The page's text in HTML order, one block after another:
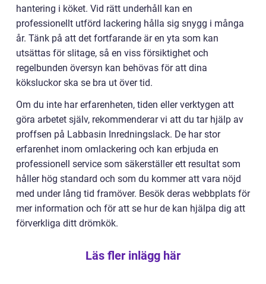
hantering i köket. Vid rätt underhåll kan en
professionellt utförd lackering hålla sig snygg i många
år. Tänk på att det fortfarande är en yta som kan
utsättas för slitage, så en viss försiktighet och
regelbunden översyn kan behövas för att dina
köksluckor ska se bra ut över tid.
Om du inte har erfarenheten, tiden eller verktygen att
göra arbetet själv, rekommenderar vi att du tar hjälp av
proffsen på Labbasin Inredningslack. De har stor
erfarenhet inom omlackering och kan erbjuda en
professionell service som säkerställer ett resultat som
håller hög standard och som du kommer att vara nöjd
med under lång tid framöver. Besök deras webbplats för
mer information och för att se hur de kan hjälpa dig att
förverkliga ditt drömkök.
Läs fler inlägg här